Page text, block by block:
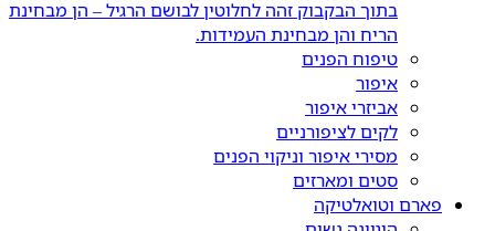
בתוך הבקבוק זהה לחלוטין לבושם הרגיל – הן מבחינת
הריח והן מבחינת העמידות.
טיפוח הפנים
איפור
אביזרי איפור
לקים לציפורניים
מסירי איפור וניקוי הפנים
סטים ומארזים
פארם וטואלטיקה